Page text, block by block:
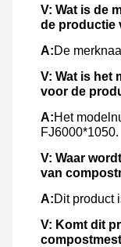
V: Wat is de
de productie
A:De
V: Wat is het
voor de
A:Het
FJ6000*1050.
V: Waar
van
A:Dit product
V: Komt dit